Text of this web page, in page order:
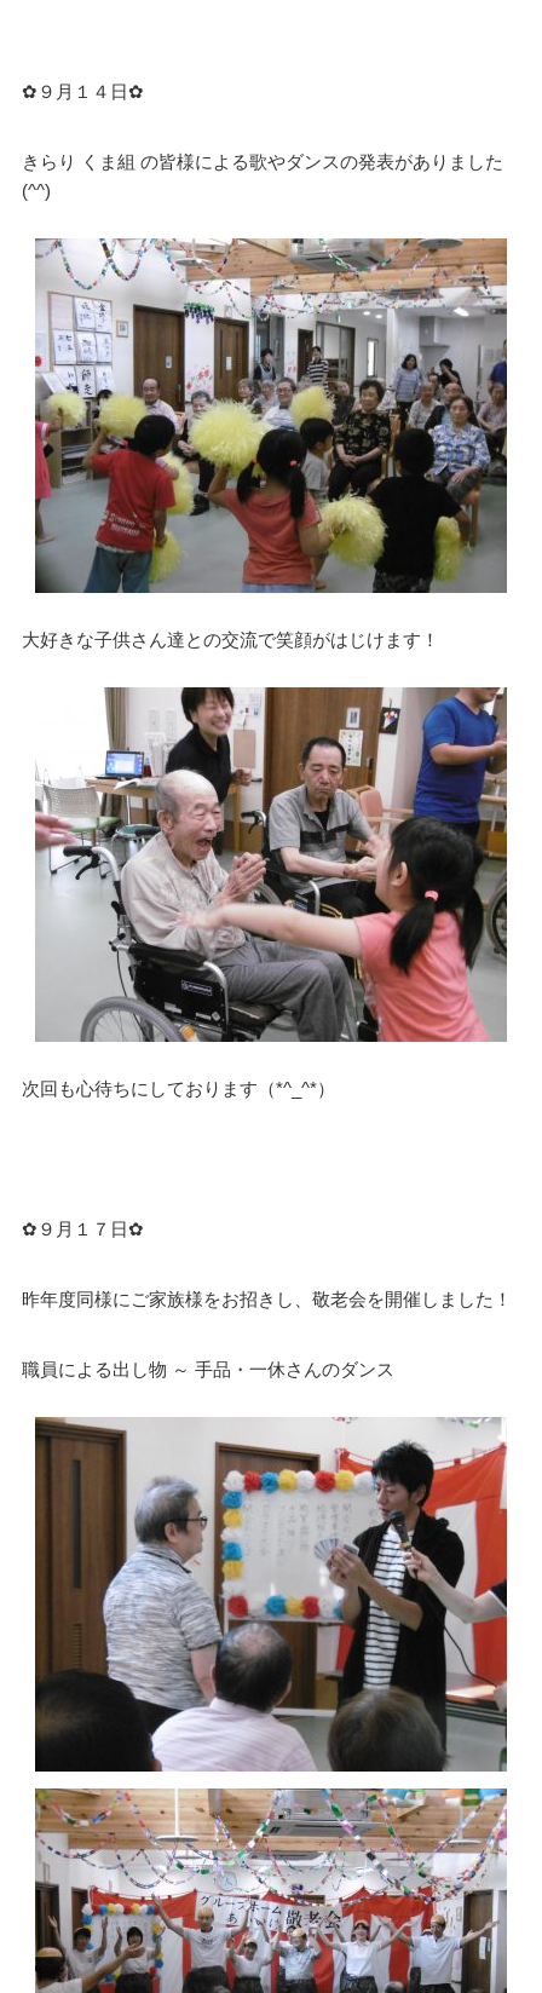
✿９月１４日✿
きらり くま組 の皆様による歌やダンスの発表がありました
(^^)
大好きな子供さん達との交流で笑顔がはじけます！
次回も心待ちにしております（*^_^*）
✿９月１７日✿
昨年度同様にご家族様をお招きし、敬老会を開催しました！
職員による出し物 ～ 手品・一休さんのダンス